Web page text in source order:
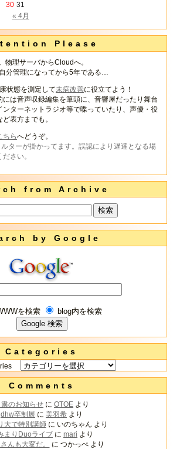
« 4月
30 31
Please
物理サーバからCloudへ。
分管理になってから5年である…
状態を測定して未病改善に役立てよう！
には音声収録編集を筆頭に、音響屋だったり舞台
ターネットラジオ等で喋っていたり、声優・役
表方までも。
ちらへどうぞ。
ターが掛かってます。誤認により遅達となる場
さい。
from Archive
by Google
を検索 blog内を検索
Categories
Comments
粛のお知らせ に OTOE より
dhw卒制展 に 美羽希 より
大で特別講師に いのちゃん より
まりDuoライブ に mari より
んも大変だ。
に つかっぺより